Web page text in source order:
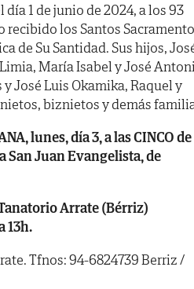
1 de junio de 2024, a los 93
recibido los Santos
de Su Santidad. Sus hijos,
María Isabel y José
José Luis Okamika, Raquel y
biznietos y demás
lunes, día 3, a las CINCO de
San Juan Evangelista, de
Arrate (Bérriz)
13h.
Tfnos: 94-6824739 Berriz /